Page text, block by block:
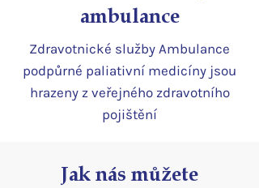
ambulance
Zdravotnické služby Ambulance
podpůrné paliativní medicíny jsou
hrazeny z veřejného zdravotního
pojištění
Jak nás můžete